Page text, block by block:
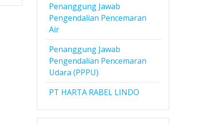
Penanggung Jawab
Pengendalian Pencemaran
Air
Penanggung Jawab
Pengendalian Pencemaran
Udara (PPPU)
PT HARTA RABEL LINDO